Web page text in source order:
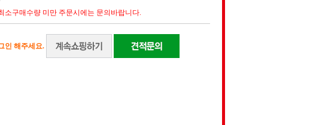
소구매수량 미만 주문시에는 문의바랍니다.
인 해주세요.